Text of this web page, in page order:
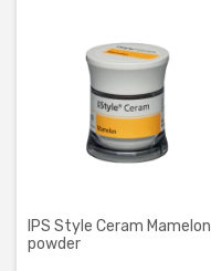
IPS Style Ceram Mamelon
powder